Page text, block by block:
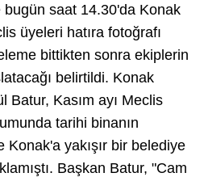
bugün saat 14.30'da Konak
üyeleri hatıra fotoğrafı
bittikten sonra ekiplerin
belirtildi. Konak
Batur, Kasım ayı Meclis
tarihi binanın
Konak'a yakışır bir belediye
Başkan Batur, "Cam